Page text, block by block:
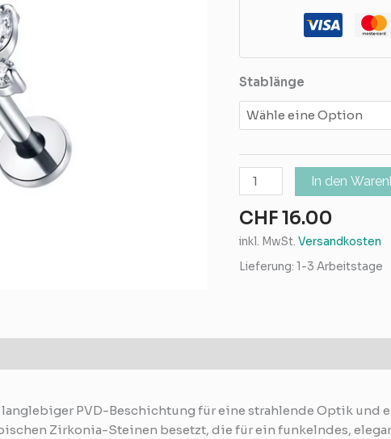
Stablänge
In den
CHF16.00
inkl. MwSt. Versandkosten
Lieferung: 1-3 Arbeitstage
PVD-Beschichtung für eine strahlende Optik und
Zirkonia-Steinen besetzt, die für ein funkelndes,